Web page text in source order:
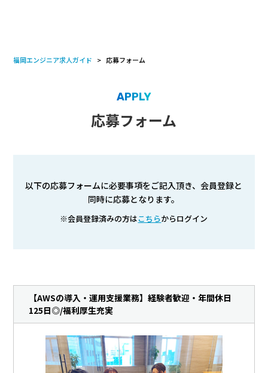
福岡エンジニア求人ガイド 応募フォーム
APPLY
応募フォーム
以下の応募フォームに必要事項をご記入頂き、会員登録と
同時に応募となります。
※会員登録済みの方はこちらからログイン
【AWSの導入・運用支援業務】経験者歓迎・年間休日
125日◎/福利厚生充実